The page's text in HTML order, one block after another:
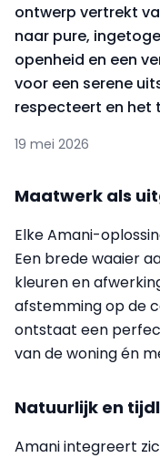
ontwerp vertrekt
naar pure,
openheid en een
voor een serene
respecteert en het
19 mei 2026
Maatwerk als
Elke Amani-
Een brede waaier
kleuren en
afstemming op de
ontstaat een
van de woning én
Natuurlijk en
Amani integreert